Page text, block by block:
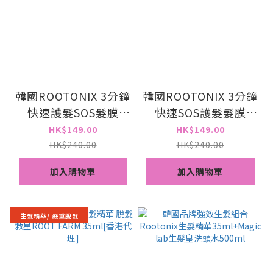
韓國ROOTONIX 3分鐘
快速護髮SOS髮膜
Core Essence Hair
Pack Mask (適合細軟
扁塌髮質) 200ml
HK$149.00
HK$240.00
加入購物車
韓國ROOTONIX 3分鐘
快速SOS護髮髮膜
Core Essence Hair
Pack Mask (適合粗硬
髮質) 200ml
HK$149.00
HK$240.00
加入購物車
生髮精華/ 嚴重脫髮